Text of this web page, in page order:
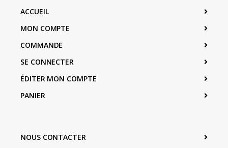
ACCUEIL
MON COMPTE
COMMANDE
SE CONNECTER
ÉDITER MON COMPTE
PANIER
NOUS CONTACTER